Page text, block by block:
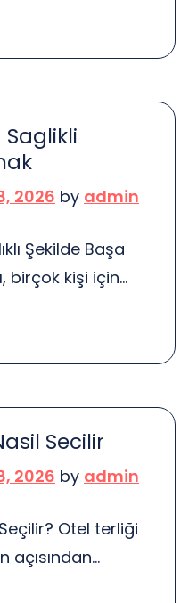
hukuki
Boşanma
biridir.
sorunlar ve
geldiğinde,
bir rol […]
2026 by admin
Şekilde Başa
birçok kişi için
vardır. Ancak,
zor olabilir. Peki,
çıkmanın
[…]
Secilir
2026 by admin
Otel terliği
açısından